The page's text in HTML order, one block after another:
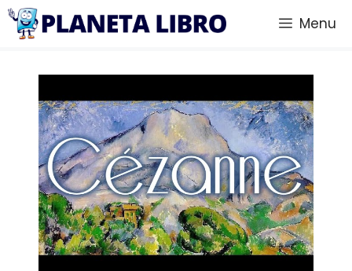
Saltar
Menu